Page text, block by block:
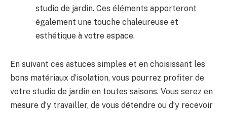
studio de jardin. Ces éléments apporteront
également une touche chaleureuse et
esthétique à votre espace.
En suivant ces⁤ astuces simples et en choisissant les⁤
bons matériaux d’isolation, vous‍ pourrez profiter de⁢
votre studio de jardin en ​toutes saisons. Vous serez en
‍mesure d’y travailler, de vous détendre ou d’y⁢ recevoir